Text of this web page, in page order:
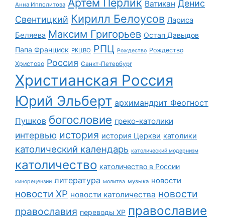
Анна Ипполитова Артем Перлик Ватикан Денис
Свентицкий Кирилл Белоусов Лариса
Беляева Максим Григорьев Остап Давыдов
Папа Франциск РКЦВО РПЦ Рождество Рождество
Христово Россия Санкт-Петербург
Христианская Россия
Юрий Эльберт архимандрит Феогност
Пушков богословие греко-католики
интервью история история Церкви католики
католический календарь католический модернизм
католичество католичество в России
кинорецензии литература молитва музыка новости
новости ХР новости католичества новости
православия переводы ХР православие